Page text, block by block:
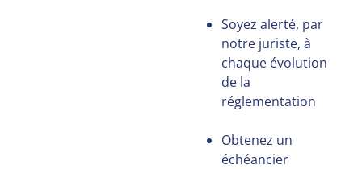
Soyez alerté, par
notre juriste, à
chaque évolution
de la
réglementation
Obtenez un
échéancier